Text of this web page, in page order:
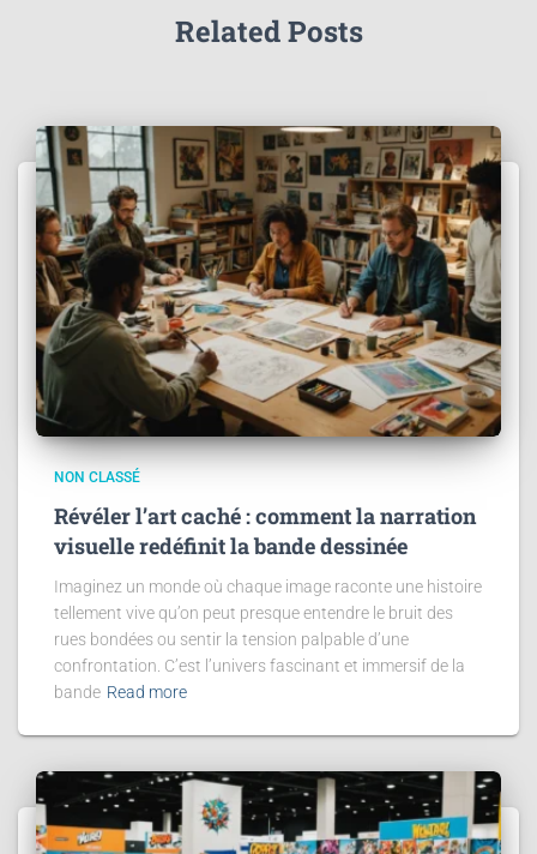
Related Posts
NON CLASSÉ
Révéler l’art caché : comment la narration
visuelle redéfinit la bande dessinée
Imaginez un monde où chaque image raconte une histoire
tellement vive qu’on peut presque entendre le bruit des
rues bondées ou sentir la tension palpable d’une
confrontation. C’est l’univers fascinant et immersif de la
bande Read more